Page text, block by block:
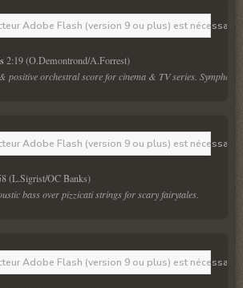
Adobe Flash (version 9 ou plus) est
2:19 (O.Demontrond/A.Forrest)
positive orchestral score for cinema & TV series.
Adobe Flash (version 9 ou plus) est
0:58 (L.Sigrist/OC Banks)
bass over pizzicati strings for scary fairytales.
Adobe Flash (version 9 ou plus) est